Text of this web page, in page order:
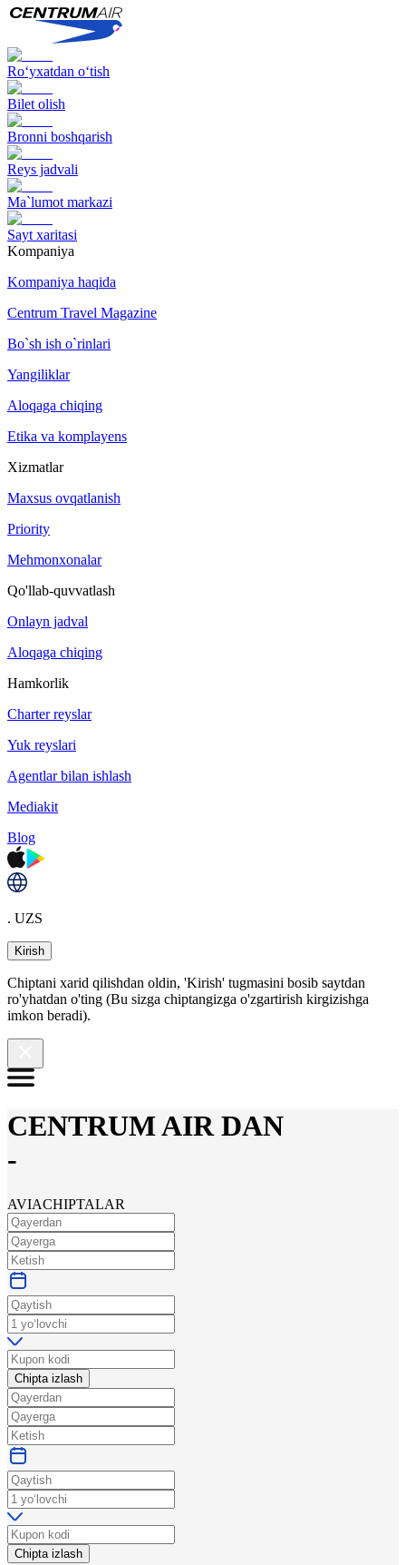
Ro‘yxatdan o‘tish
Bilet olish
Bronni boshqarish
Reys jadvali
Ma`lumot markazi
Sayt xaritasi
Kompaniya
Kompaniya haqida
Centrum Travel Magazine
Bo`sh ish o`rinlari
Yangiliklar
Aloqaga chiqing
Etika va komplayens
Xizmatlar
Maxsus ovqatlanish
Priority
Mehmonxonalar
Qo'llab-quvvatlash
Onlayn jadval
Aloqaga chiqing
Hamkorlik
Charter reyslar
Yuk reyslari
Agentlar bilan ishlash
Mediakit
Blog
. UZS
Kirish
Chiptani xarid qilishdan oldin, 'Kirish' tugmasini bosib saytdan
ro'yhatdan o'ting (Bu sizga chiptangizga o'zgartirish kirgizishga
imkon beradi).
CENTRUM AIR DAN
-
AVIACHIPTALAR
Chipta izlash
Chipta izlash